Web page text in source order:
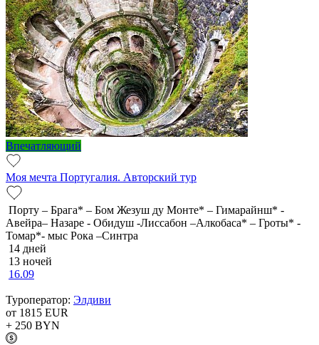
Впечатляющий
Моя мечта Португалия. Авторский тур
Порту – Брага* – Бом Жезуш ду Монте* – Гимарайнш* -
Авейра– Назаре - Обидуш -Лиссабон –Алкобаса* – Гроты* -
Томар*- мыс Рока –Синтра
14 дней
13 ночей
16.09
Туроператор: Элдиви
от 1815 EUR
+ 250 BYN